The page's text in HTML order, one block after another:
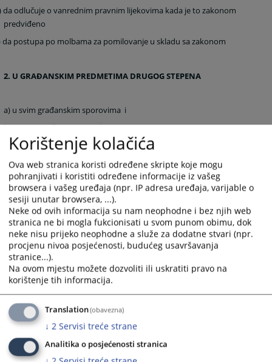
da odlučuje o vanrednim pravnim lijekovima kada je to zakonom
predviđeno
da postupa po molbama za pomilovanje u skladu sa zakonom
2. U GRAĐANSKIM PREDMETIMA DRUGOG STEPENA
a) u svim građanskim sporovima i
b) u vanparničnom postupku
3. U DRUGIM PREDMETIMA
a) da sprovodi izvršni postupak,
b) da određuje mjere obezbjeđenja
c) da obavlja zemljišnoknjižne poslove,
d) da pruža pravnu pomoć sudovima u Bosni i
Hercegovini
e) da pruža međunarodnu pravnu pomoć
Nadležnost, unutrašnje uređenje i rad suda regulisani su Zakonom o
sudovima FBiH ( Službene Novine FBiH br. 38/05, 22/06, 63/10 ipr.
Korištenje kolačića
Ova web stranica koristi određene skripte koje mogu
pohranjivati i koristiti određene informacije iz vašeg
browsera i vašeg uređaja (npr. IP adresa uređaja, varijable o
sesiji unutar browsera, ...).
Neke od ovih informacija su nam neophodne i bez njih web
stranica ne bi mogla fukcionisati u svom punom obimu, dok
neke nisu prijeko neophodne a služe za dodatne stvari (npr.
procjenu nivoa posjećenosti, budućeg usavršavanja
stranice...).
Na ovom mjestu možete dozvoliti ili uskratiti pravo na
korištenje tih informacija.
Translation(obavezna)
↓ 2 Servisi treće strane
Analitika o posjećenosti stranica